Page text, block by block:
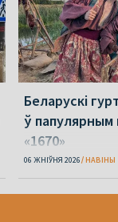
Беларускі
ў папулярным
«1670»
06 ЖНІЎНЯ 2026 НАВІНЫ